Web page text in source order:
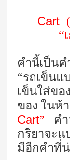
Cart
“
คำนี้เป็นค
“รถเข็นแ
เข็นใส่ขอ
ของ ในห้า
Cart” คำ
กริยาจะแ
มีอีกคำที่